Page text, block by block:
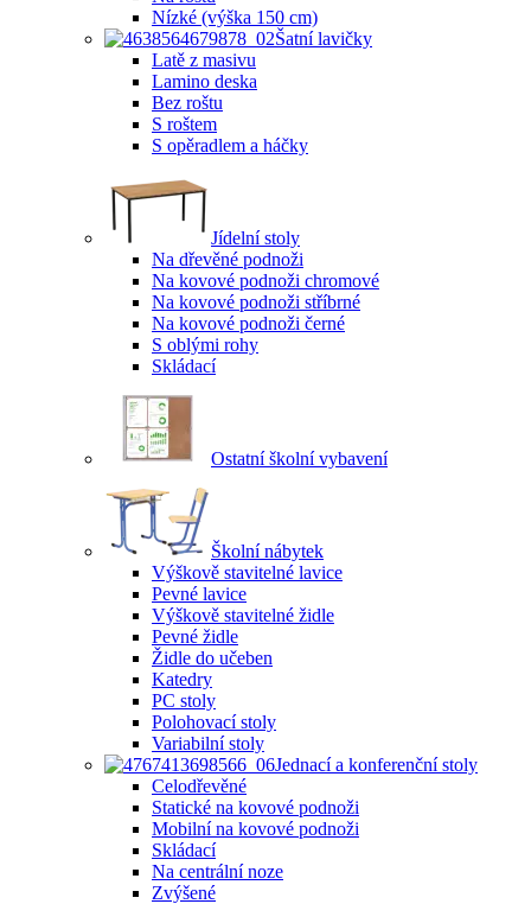
Nízké (výška 150 cm)
Šatní lavičky
Latě z masivu
Lamino deska
Bez roštu
S roštem
S opěradlem a háčky
Jídelní stoly
Na dřevěné podnoži
Na kovové podnoži chromové
Na kovové podnoži stříbrné
Na kovové podnoži černé
S oblými rohy
Skládací
Ostatní školní vybavení
Školní nábytek
Výškově stavitelné lavice
Pevné lavice
Výškově stavitelné židle
Pevné židle
Židle do učeben
Katedry
PC stoly
Polohovací stoly
Variabilní stoly
Jednací a konferenční stoly
Celodřevěné
Statické na kovové podnoži
Mobilní na kovové podnoži
Skládací
Na centrální noze
Zvýšené